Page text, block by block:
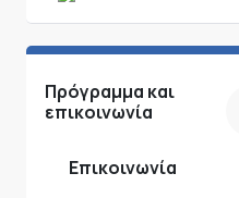
Πρόγραμμα και
επικοινωνία
Επικοινωνία